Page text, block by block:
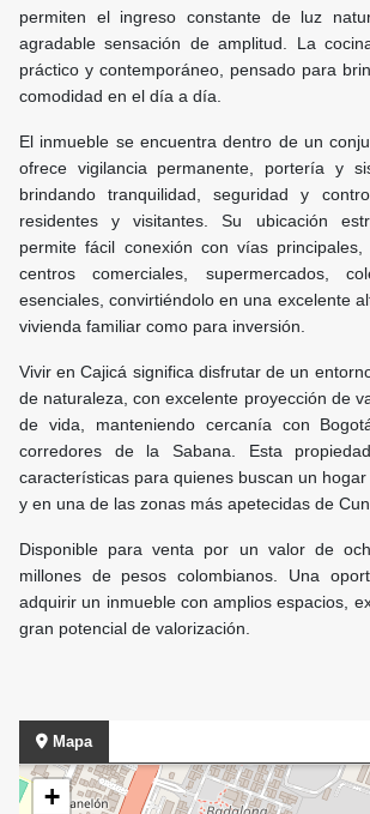
permiten el ingreso constante de luz
agradable sensación de amplitud. La
práctico y contemporáneo, pensado para
comodidad en el día a día.
El inmueble se encuentra dentro de un
ofrece vigilancia permanente, portería y
brindando tranquilidad, seguridad y
residentes y visitantes. Su ubicación
permite fácil conexión con vías principales,
centros comerciales, supermercados,
esenciales, convirtiéndolo en una excelente
vivienda familiar como para inversión.
Vivir en Cajicá significa disfrutar de un
de naturaleza, con excelente proyección de
de vida, manteniendo cercanía con
corredores de la Sabana. Esta
características para quienes buscan un
y en una de las zonas más apetecidas de
Disponible para venta por un valor de
millones de pesos colombianos. Una
adquirir un inmueble con amplios espacios,
gran potencial de valorización.
Mapa
+